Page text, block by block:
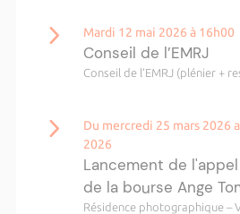
Mardi 12 mai 2026 à 16h00
Conseil de l’EMRJ
Conseil de l’EMRJ (plénier +
Du mercredi 25 mars 2026
2026
Lancement de
de la bourse Ange
Résidence photographique –